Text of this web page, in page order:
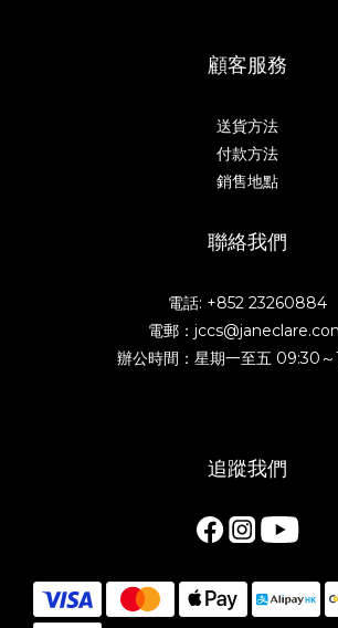
顧客服務
送貨方法
付款方法
銷售地點
聯絡我們
電話: +852 23260884
電郵：
辦公時間：星期一至五 09:30
追蹤我們